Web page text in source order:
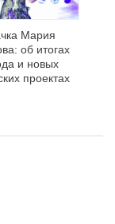
Мария
об итогах
и новых
проектах